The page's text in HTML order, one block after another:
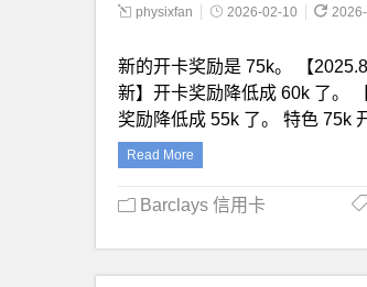
physixfan 2026-02-10
新的开卡奖励是 75k。 【
新】开卡奖励降低成 60k 了。
奖励降低成 55k 了。 特色 75k
Read More
Barclays 信用卡